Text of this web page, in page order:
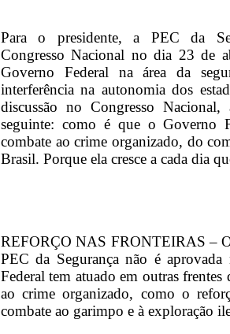
Para o presidente, a PEC da
Congresso Nacional no dia 23 de
Governo Federal na área da
interferência na autonomia dos
discussão no Congresso
seguinte: como é que o Governo
combate ao crime organizado, do
Brasil. Porque ela cresce a cada dia
REFORÇO NAS FRONTEIRAS –
PEC da Segurança não é
Federal tem atuado em outras
ao crime organizado, como o
combate ao garimpo e à exploração